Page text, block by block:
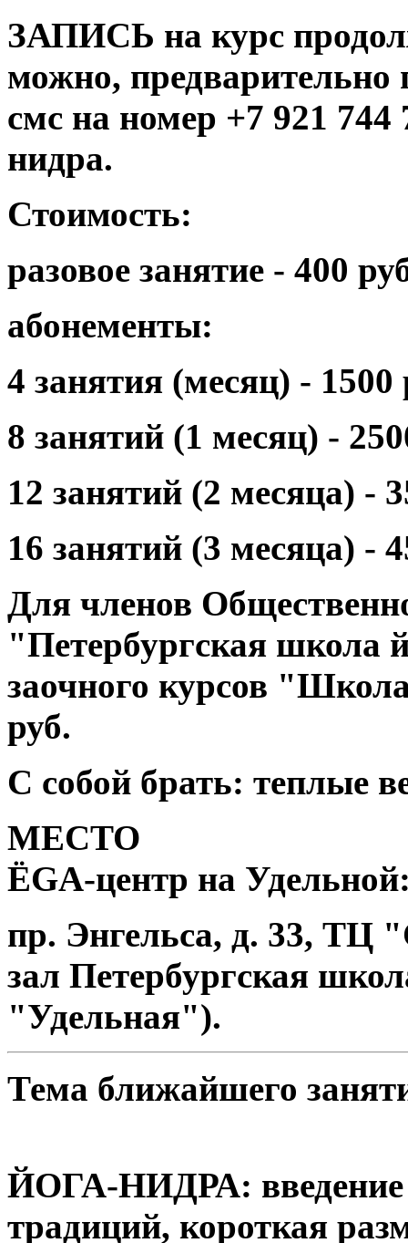
ЗАПИСЬ на курс
можно, предварительно
смс на номер +7 921
нидра.
Стоимость:
разовое занятие - 400
абонементы:
4 занятия (месяц) - 1500
8 занятий (1 месяц) -
12 занятий (2 месяца) -
16 занятий (3 месяца) -
Для членов
"Петербургская школа
заочного курсов
руб.
С собой брать: теплые
МЕСТО
ЁGА-центр на Удельной
пр. Энгельса, д. 33, ТЦ
зал Петербургская
"Удельная").
Тема ближайшего
ЙОГА-НИДРА: введение
традиций, короткая